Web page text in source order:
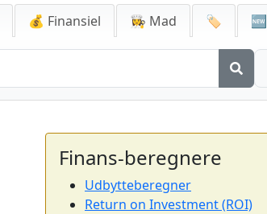
💰 Finansiel 👩‍🍳 Mad 🏷️ 🆕
Finans-beregnere
Udbytteberegner
Return on Investment (ROI)